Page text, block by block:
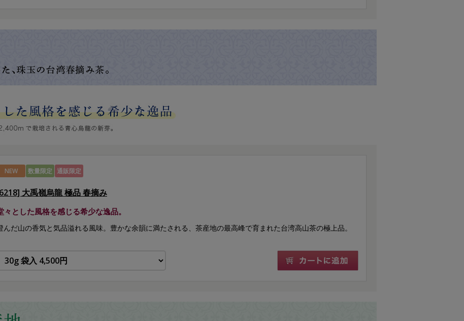
NEW 数量限定 通販限定
大禹嶺烏龍 極品 春摘み
々とした風格を感じる希少な逸品。
んだ山の香気と気品溢れる風味。豊かな余韻に満たされる、茶産地の最高峰で育まれた台湾高山茶の極上品。